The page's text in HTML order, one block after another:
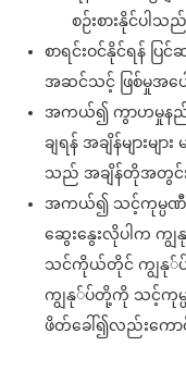
စဉ်းစားနိုင်ပါသ
စာရင်းဝင်နိုင်ရန် ပ
အဆင်သင့် ဖြစ်မှုအ
အကယ်၍ ကွာဟမှုနည်
ချရန် အချိန်များမ
သည် အချိန်တိုအတွင်း
အကယ်၍ သင့်ကုမ္ပဏီ
ဆွေးနွေးလိုပါက
သင်ကိုယ်တိုင် ကျွနု်
ကျွနု်ပ်တို့ကို သင့်ကု
ဖိတ်ခေါ်၍လည်းကေ